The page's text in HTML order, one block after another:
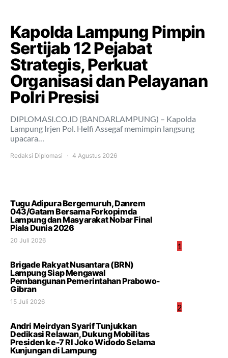
Kapolda Lampung Pimpin
Sertijab 12 Pejabat
Strategis, Perkuat
Organisasi dan Pelayanan
Polri Presisi
DIPLOMASI.CO.ID (BANDARLAMPUNG) – Kapolda
Lampung Irjen Pol. Helfi Assegaf memimpin langsung
upacara…
Redaksi Diplomasi 4 Agustus 2026
1
Tugu Adipura Bergemuruh, Danrem
043/Gatam Bersama Forkopimda
Lampung dan Masyarakat Nobar Final
Piala Dunia 2026
20 Juli 2026
2
Brigade Rakyat Nusantara (BRN)
Lampung Siap Mengawal
Pembangunan Pemerintahan Prabowo-
Gibran
15 Juli 2026
Andri Meirdyan Syarif Tunjukkan
Dedikasi Relawan, Dukung Mobilitas
Presiden ke-7 RI Joko Widodo Selama
Kunjungan di Lampung